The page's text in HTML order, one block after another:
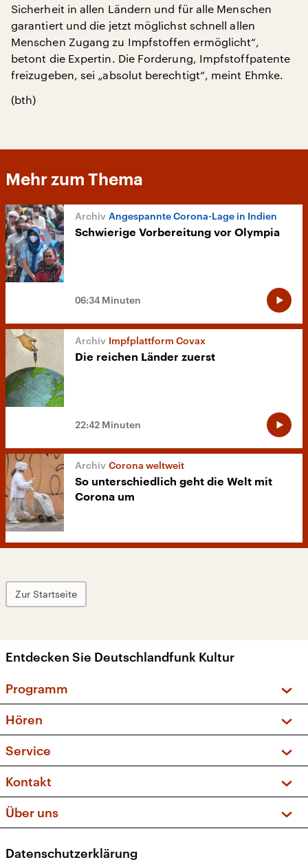
Sicherheit in allen Ländern und für alle Menschen
garantiert und die jetzt möglichst schnell allen
Menschen Zugang zu Impfstoffen ermöglicht“,
betont die Expertin. Die Forderung, Impfstoffpatente
freizugeben, sei „absolut berechtigt“, meint Ehmke.
(bth)
Mehr zum Thema
Angespannte Corona-Lage in Indien
Schwierige Vorbereitung vor Olympia
06:34 Minuten
Impfplattform Covax
Die reichen Länder zuerst
22:42 Minuten
Corona weltweit
So unterschiedlich geht die Welt mit
Corona um
Zur Startseite
Entdecken Sie Deutschlandfunk Kultur
Programm
Sendungen und Podcasts
Musikliste
Kakadu – Das Kinderprogramm
Hören
Frequenzen (UKW + DAB+)
Service
FAQ
Apps
Newsletter
Kontakt
Social Media
Über uns
Datenschutzerklärung